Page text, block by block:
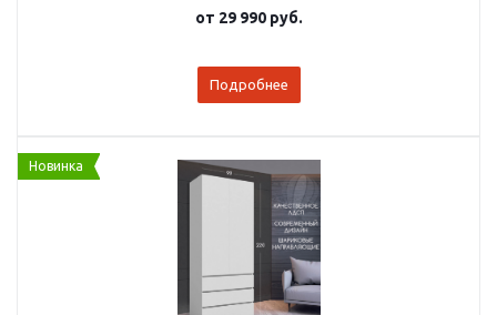
от 29 990 руб.
Подробнее
Новинка